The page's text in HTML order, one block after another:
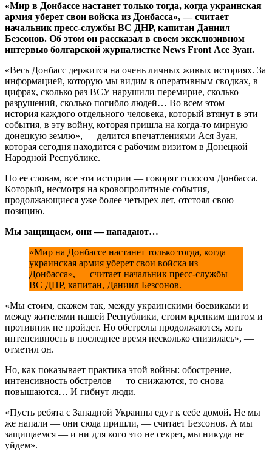
«Мир в Донбассе настанет только тогда, когда украинская
армия уберет свои войска из Донбасса», — считает
начальник пресс-службы ВС ДНР, капитан Даниил
Безсонов. Об этом он рассказал в своем эксклюзивном
интервью болгарской журналистке News Front Асе Зуан.
«Весь Донбасс держится на очень личных живых историях. За
информацией, которую мы видим в оперативным сводках, в
цифрах, сколько раз ВСУ нарушили перемирие, сколько
разрушений, сколько погибло людей… Во всем этом —
история каждого отдельного человека, который втянут в эти
события, в эту войну, которая пришла на когда-то мирную
донецкую землю», — делится впечатлениями Ася Зуан,
которая сегодня находится с рабочим визитом в Донецкой
Народной Республике.
По ее словам, все эти истории — говорят голосом Донбасса.
Который, несмотря на кровопролитные события,
продолжающиеся уже более четырех лет, отстоял свою
позицию.
Мы защищаем, они — нападают…
«Мир на Донбассе настанет только тогда, когда
украинская армия уберет свои войска из
Донбасса», — считает начальник пресс-службы
ВС ДНР, капитан, Даниил Безсонов.
«Мы стоим, скажем так, между украинскими боевиками и
между жителями нашей Республики, стоим крепким щитом и
противник не пройдет. Но обстрелы продолжаются, хоть
интенсивность в последнее время несколько снизилась», —
отметил он.
Но, как показывает практика этой войны: обострение,
интенсивность обстрелов — то снижаются, то снова
повышаются… И гибнут люди.
«Пусть ребята с Западной Украины едут к себе домой. Не мы
же напали — они сюда пришли, — считает Безсонов. А мы
защищаемся — и ни для кого это не секрет, мы никуда не
уйдем».